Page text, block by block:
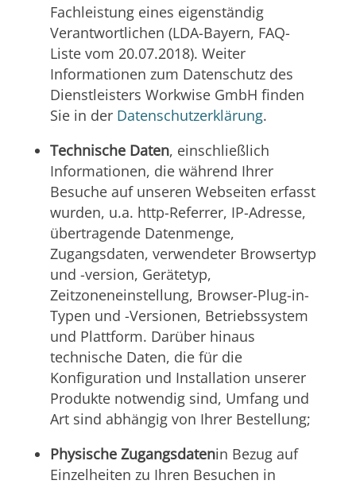
Fachleistung eines eigenständig
Verantwortlichen (LDA-Bayern, FAQ-
Liste vom 20.07.2018). Weiter
Informationen zum Datenschutz des
Dienstleisters Workwise GmbH finden
Sie in der Datenschutzerklärung.
Technische Daten, einschließlich
Informationen, die während Ihrer
Besuche auf unseren Webseiten erfasst
wurden, u.a. http-Referrer, IP-Adresse,
übertragende Datenmenge,
Zugangsdaten, verwendeter Browsertyp
und -version, Gerätetyp,
Zeitzoneneinstellung, Browser-Plug-in-
Typen und -Versionen, Betriebssystem
und Plattform. Darüber hinaus
technische Daten, die für die
Konfiguration und Installation unserer
Produkte notwendig sind, Umfang und
Art sind abhängig von Ihrer Bestellung;
Physische Zugangsdatenin Bezug auf
Einzelheiten zu Ihren Besuchen in